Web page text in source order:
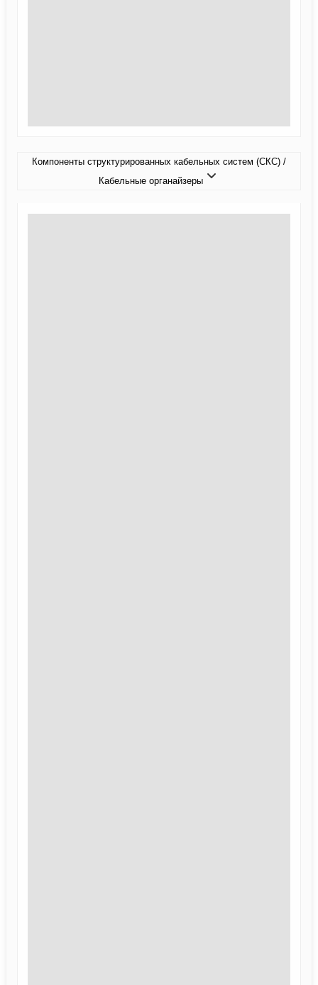
Компоненты структурированных кабельных систем (СКС) /
Кабельные органайзеры